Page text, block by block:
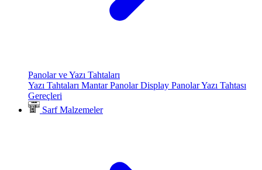
Panolar ve Yazı Tahtaları
Yazı Tahtaları Mantar PanolarDisplay PanolarYazı Tahtası
Gereçleri
Sarf Malzemeler